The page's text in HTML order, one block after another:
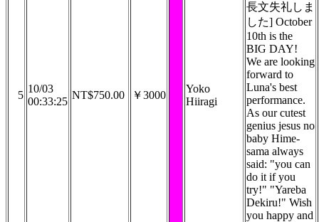
5
10/03
00:33:25
NT$750.00 ￥3000
Yoko
Hiiragi
長文失礼しま
した] October
10th is the
BIG DAY!
We are looking
forward to
Luna's best
performance.
As our cutest
genius jesus no
baby Hime-
sama always
said: "you can
do it if you
try!" "Yareba
Dekiru!" Wish
you happy and